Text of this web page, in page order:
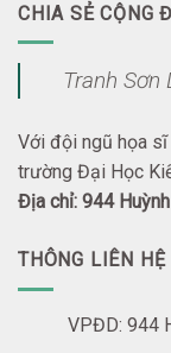
CHIA SẺ CỘNG
Tranh Sơn
Với đội ngũ họa
trường Đại Học
Địa chỉ: 944
THÔNG LIÊN HỆ
VPĐD: 944